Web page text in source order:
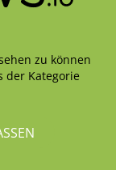
zu können
der Kategorie